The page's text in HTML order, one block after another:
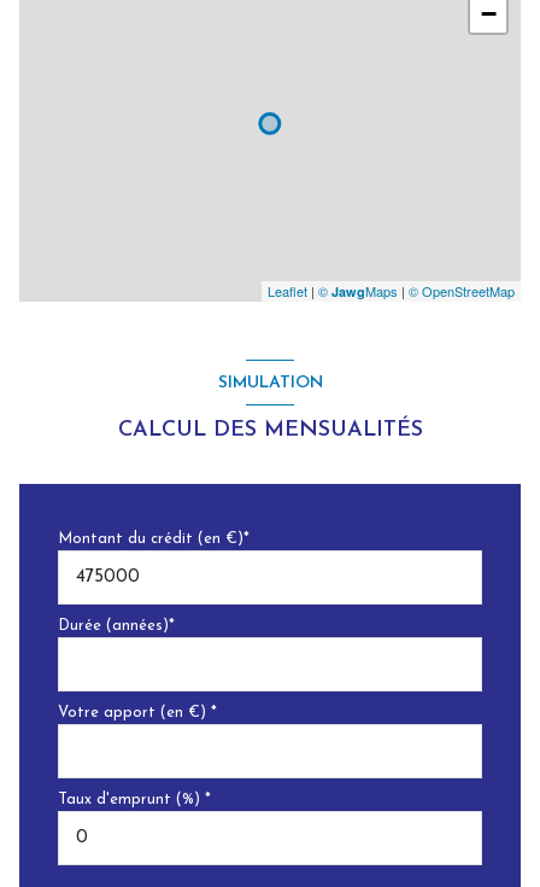
−
Leaflet | © JawgMaps | © OpenStreetMap
SIMULATION
CALCUL DES MENSUALITÉS
Montant du crédit (en €)*
Durée (années)*
Votre apport (en €) *
Taux d'emprunt (%) *